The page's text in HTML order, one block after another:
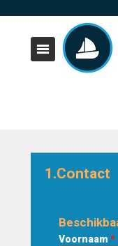
1.Contact
Voornaam *